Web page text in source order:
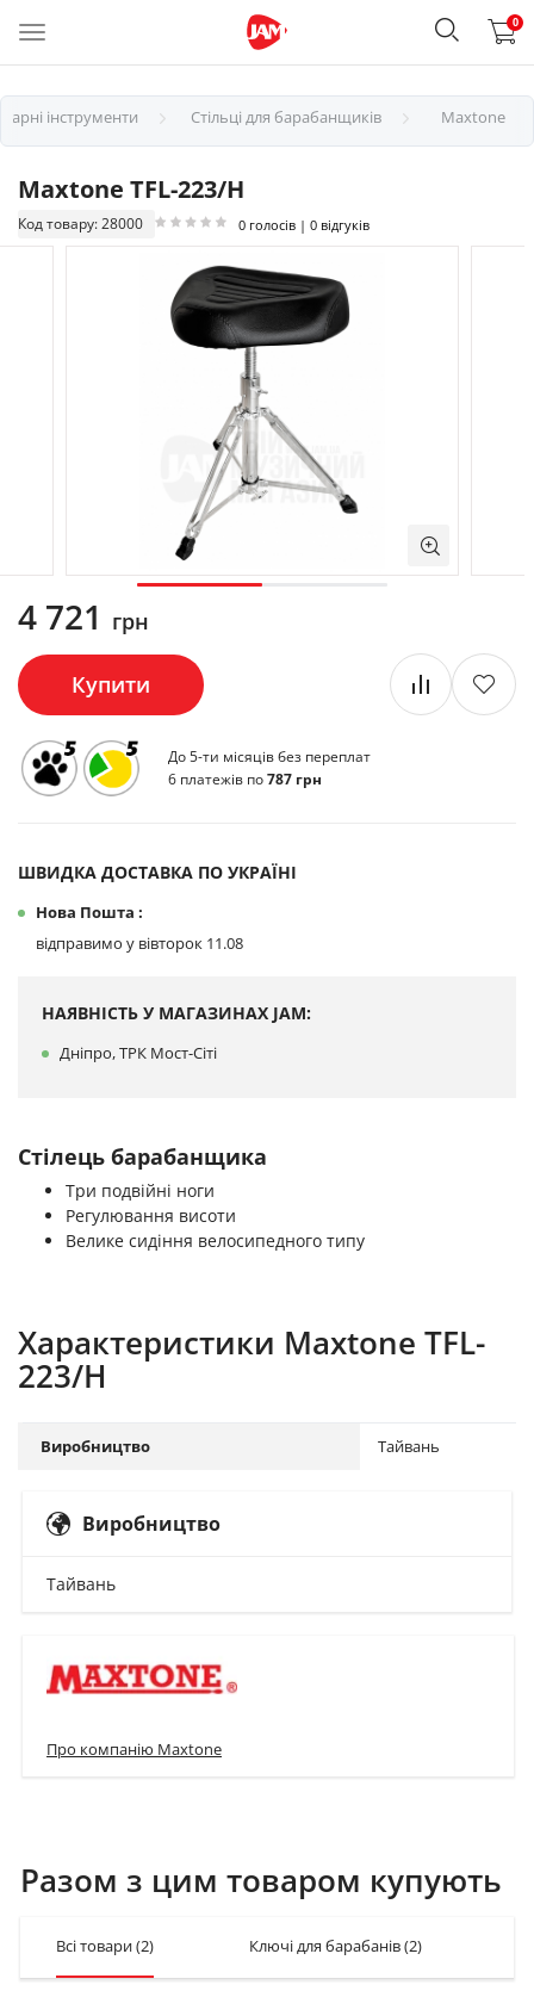
0
інструменти Стільці для барабанщиків Maxtone
Maxtone TFL-223/H
Код товару: 28000 0 голосів | 0 відгуків
4 721 грн
Купити
До 5-ти місяців без переплат
6 платежів по787 грн
ШВИДКА ДОСТАВКА ПО УКРАЇНІ
Нова Пошта :
відправимо у вівторок 11.08
НАЯВНІСТЬ У МАГАЗИНАХ JAM:
Дніпро, ТРК Мост-Сіті
Стілець барабанщика
Три подвійні ноги
Регулювання висоти
Велике сидіння велосипедного типу
Характеристики Maxtone TFL-
223/H
Виробництво Тайвань
Виробництво
Тайвань
Про компанію Maxtone
Разом з цим товаром купують
Всі товари(2) Ключі для барабанів(2)